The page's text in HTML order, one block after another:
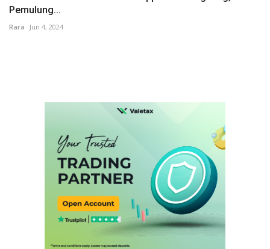
Pemulung...
Rara Jun 4, 2024